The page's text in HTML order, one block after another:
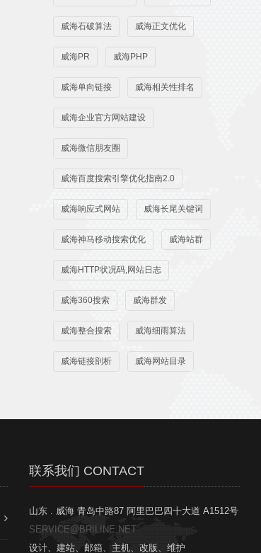
威海石破算法 威海正文优化
威海PR 威海PHP
威海单向链接 威海相关性排名
威海企业官方网站建设
威海微信朋友圈
威海百度搜索引擎优化指南2.0
威海响应式网站 威海长尾关键词
威海神马移动搜索优化 威海站群
威海HTTP状况码,网站日志
威海360搜索 威海群发
威海整合搜索 威海细雨算法
威海链接剖析 威海网站目录
联系我们 CONTACT
山东 . 威海 青岛中路87 阿里巴巴四十大道 A1512号
SERVICE@BRILINE.NET
设计、建站、邮箱、主机、改版、维护